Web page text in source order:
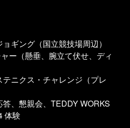
ギング（国立競技場周辺）
ー（懸垂、腕立て伏せ、ディ
テニクス・チャレンジ（プレ
答、懇親会、TEDDY WORKS
体験